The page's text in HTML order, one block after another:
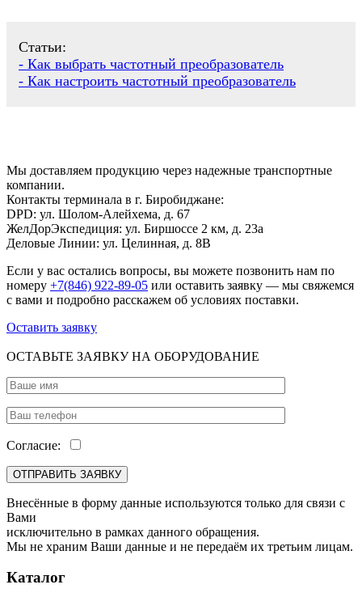
Статьи:
- Как выбрать частотный преобразователь
- Как настроить частотный преобразователь
Мы доставляем продукцию через надежные транспортные
компании.
Контакты терминала в г. Биробиджане:
DPD: ул. Шолом-Алейхема, д. 67
ЖелДорЭкспедиция: ул. Биршоссе 2 км, д. 23а
Деловые Линии: ул. Целинная, д. 8В
Если у вас остались вопросы, вы можете позвонить нам по
номеру +7(846) 922-89-05 или оставить заявку — мы свяжемся
с вами и подробно расскажем об условиях поставки.
Оставить заявку
ОСТАВЬТЕ ЗАЯВКУ НА ОБОРУДОВАНИЕ
Согласие:
Внесённые в форму данные используются только для связи с
Вами
исключительно в рамках данного обращения.
Мы не храним Ваши данные и не передаём их третьим лицам.
Каталог